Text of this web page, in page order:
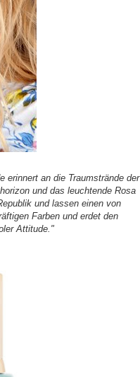
erinnert an die Traumstrände der
und das leuchtende Rosa
und lassen einen von
Farben und erdet den
Attitude."